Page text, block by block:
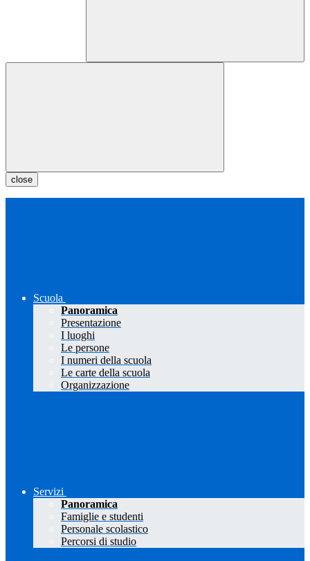
close
Scuola
Panoramica
Presentazione
I luoghi
Le persone
I numeri della scuola
Le carte della scuola
Organizzazione
Servizi
Panoramica
Famiglie e studenti
Personale scolastico
Percorsi di studio